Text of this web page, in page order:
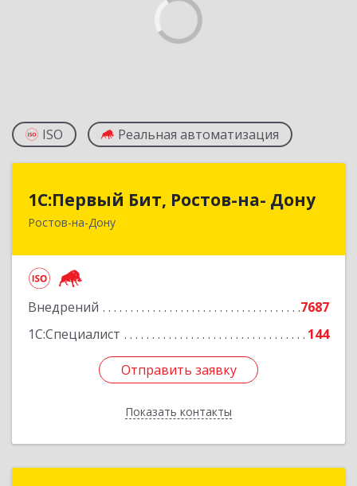
ISO Реальная автоматизация
1С:Первый Бит, Ростов-на- Дону
Ростов-на-Дону
Внедрений
7687
1С:Специалист
144
Отправить заявку
Показать контакты
1С:Первый Бит, Ростов-на- Дону
344091, Ростовская обл, Ростов-на-Дону г,
Отправить заявку
Назад